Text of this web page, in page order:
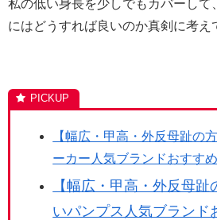
私の低い身長を少しでもカバーして
にはどうすれば良いのか真剣に考え
【幅広・甲高・外反母趾の
ーカー人気ブランドおすすめ
【幅広・甲高・外反母
いパンプス人気ブランド